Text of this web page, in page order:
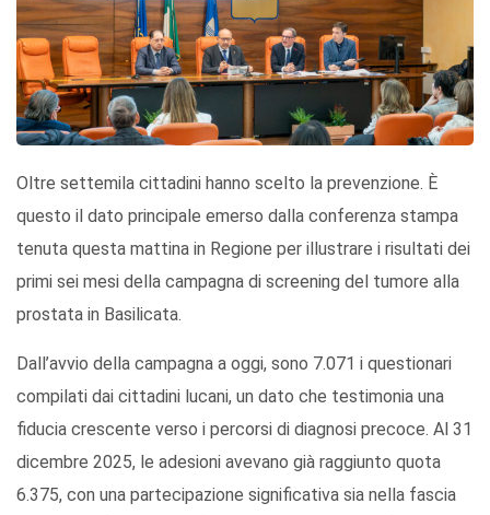
Oltre settemila cittadini hanno scelto la prevenzione. È
questo il dato principale emerso dalla conferenza stampa
tenuta questa mattina in Regione per illustrare i risultati dei
primi sei mesi della campagna di screening del tumore alla
prostata in Basilicata.
Dall’avvio della campagna a oggi, sono 7.071 i questionari
compilati dai cittadini lucani, un dato che testimonia una
fiducia crescente verso i percorsi di diagnosi precoce. Al 31
dicembre 2025, le adesioni avevano già raggiunto quota
6.375, con una partecipazione significativa sia nella fascia